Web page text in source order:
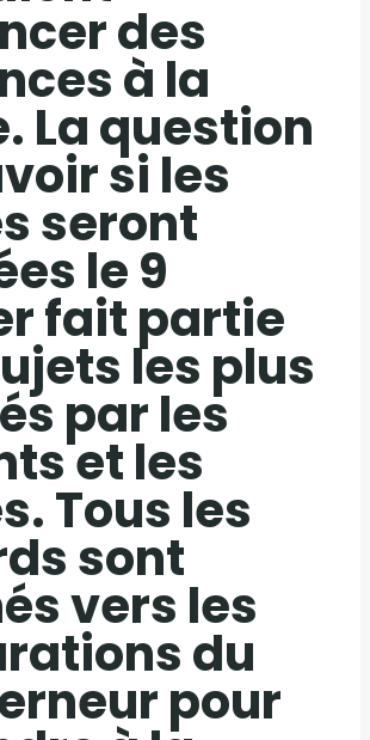
des
à la
La question
si les
seront
le 9
fait partie
les plus
par les
et les
Tous les
sont
vers les
du
pour